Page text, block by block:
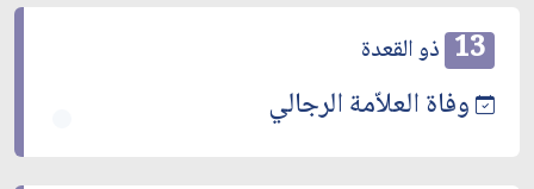
13 ذو القعدة
وفاة العلاّمة الرجالي